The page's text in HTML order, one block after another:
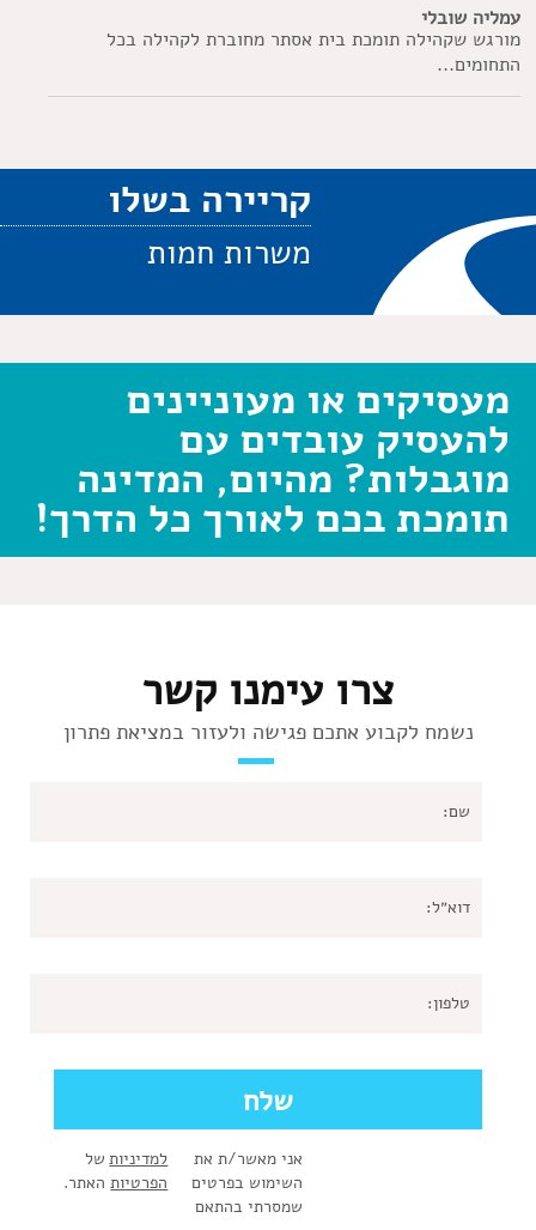
עמליה שובלי
מורגש שקהילה תומכת בית אסתר מחוברת לקהילה בכל
התחומים...
קריירה בשלו
משרות חמות
מעסיקים או מעוניינים
להעסיק עובדים עם
מוגבלות? מהיום, המדינה
תומכת בכם לאורך כל הדרך!
צרו עימנו קשר
נשמח לקבוע אתכם פגישה ולעזור במציאת פתרון
אני מאשר/ת את
השימוש בפרטים
שמסרתי בהתאם
למדיניות
הפרטיות
של
האתר.